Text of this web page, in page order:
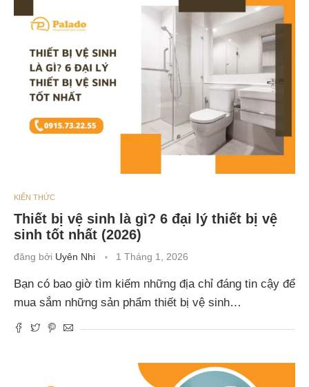
KIẾN THỨC
Thiết bị vệ sinh là gì? 6 đại lý thiết bị vệ
sinh tốt nhất (2026)
đăng bởi Uyên Nhi 1 Tháng 1, 2026
Bạn có bao giờ tìm kiếm những địa chỉ đáng tin cậy để
mua sắm những sản phẩm thiết bị vệ sinh…